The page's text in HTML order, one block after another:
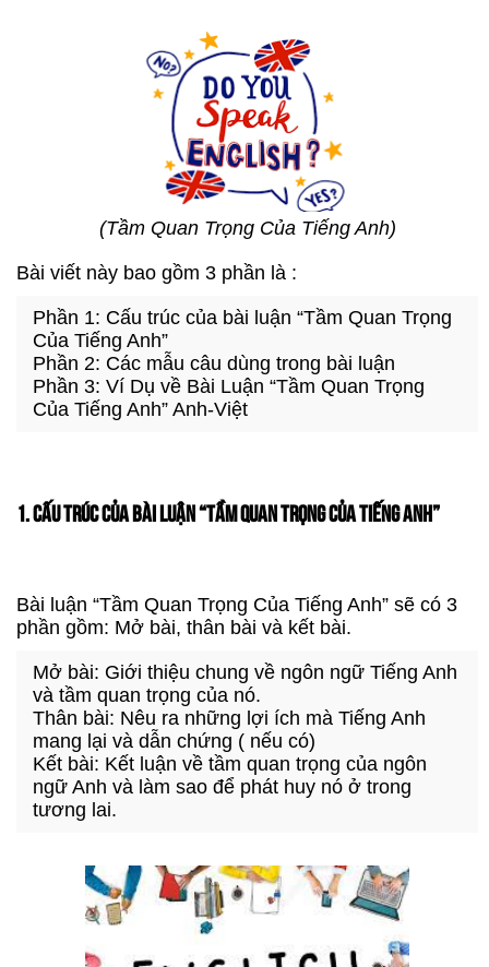
(Tầm Quan Trọng Của Tiếng Anh)
Bài viết này bao gồm 3 phần là :
Phần 1: Cấu trúc của bài luận “Tầm Quan Trọng
Của Tiếng Anh”
Phần 2: Các mẫu câu dùng trong bài luận
Phần 3: Ví Dụ về Bài Luận “Tầm Quan Trọng
Của Tiếng Anh” Anh-Việt
1. CẤU TRÚC CỦA BÀI LUẬN “TẦM QUAN TRỌNG CỦA TIẾNG ANH”
Bài luận “Tầm Quan Trọng Của Tiếng Anh” sẽ có 3
phần gồm: Mở bài, thân bài và kết bài.
Mở bài: Giới thiệu chung về ngôn ngữ Tiếng Anh
và tầm quan trọng của nó.
Thân bài: Nêu ra những lợi ích mà Tiếng Anh
mang lại và dẫn chứng ( nếu có)
Kết bài: Kết luận về tầm quan trọng của ngôn
ngữ Anh và làm sao để phát huy nó ở trong
tương lai.